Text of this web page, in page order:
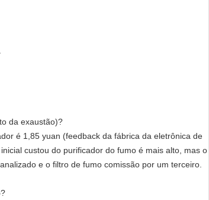
da exaustão)?
é 1,85 yuan (feedback da fábrica da eletrônica de
custou do purificador do fumo é mais alto, mas o
e o filtro de fumo comissão por um terceiro.